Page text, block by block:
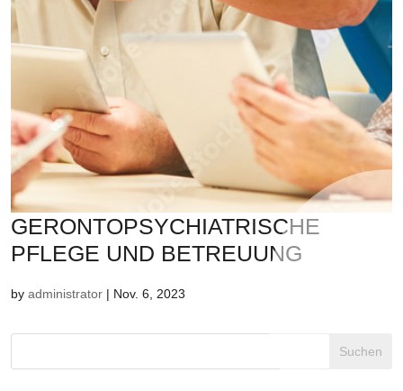
GERONTOPSYCHIATRISCHE
PFLEGE UND BETREUUNG
by administrator | Nov. 6, 2023
Suchen